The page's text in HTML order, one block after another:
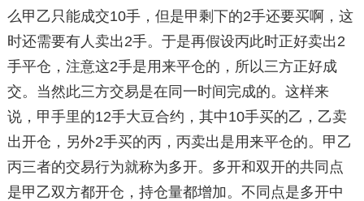
么甲乙只能成交10手，但是甲剩下的2手还要买啊，这
时还需要有人卖出2手。于是再假设丙此时正好卖出2
手平仓，注意这2手是用来平仓的，所以三方正好成
交。当然此三方交易是在同一时间完成的。这样来
说，甲手里的12手大豆合约，其中10手买的乙，乙卖
出开仓，另外2手买的丙，丙卖出是用来平仓的。甲乙
丙三者的交易行为就称为多开。多开和双开的共同点
是甲乙双方都开仓，持仓量都增加。不同点是多开中